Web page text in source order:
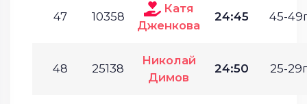
47 10358
Катя
Дженкова
24:45 45-
48 25138
Николай
Димов
24:50 25-